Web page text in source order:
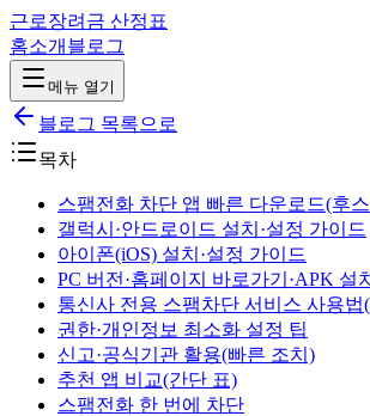
근로장려금 산정표
홈소개 블로그
메뉴 열기
블로그 목록으로
목차
스팸전화 차단 앱 빠른 다운로드(후
갤럭시·안드로이드 설치·설정 가이드
아이폰(iOS) 설치·설정 가이드
PC 버전·홈페이지 바로가기·APK 설
통신사 전용 스팸차단 서비스 사용법
권한·개인정보 최소화 설정 팁
신고·공식기관 활용(빠른 조치)
추천 앱 비교(간단 표)
스팸전화 한 번에 차단